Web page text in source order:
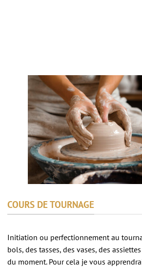
COURS DE TOURNAGE
Initiation ou perfectionnement au
bols, des tasses, des vases, des
du moment. Pour cela je vous